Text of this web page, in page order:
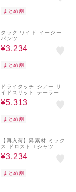
まとめ割
おすすめ
タック ワイド イージー
パンツ
¥3,234
まとめ割
おすすめ
ドライタッチ シアー サ
イドスリット テーラード
ジャケット
¥5,313
まとめ割
おすすめ
【再入荷】異素材 ミック
ス ドロスト Tシャツ
¥3,234
まとめ割